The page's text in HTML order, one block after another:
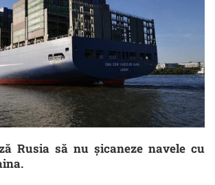
Rusia să nu şicaneze navele cu